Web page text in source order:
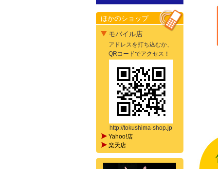
ほかのショップ
モバイル店
アドレスを打ち込むか、
QRコードでアクセス！
http://tokushima-shop.jp
Yahoo!店
楽天店